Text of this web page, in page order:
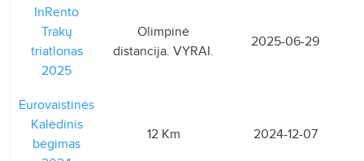
InRento
Trakų
triatlonas
2025
Olimpinė
distancija. VYRAI.
2025-06-29
Eurovaistinės
Kalėdinis
bėgimas
12 Km 2024-12-07